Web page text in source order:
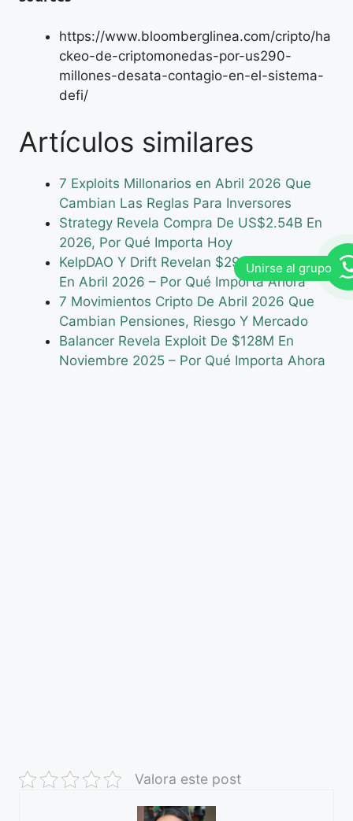
https://www.bloomberglinea.com/cripto/ha
ckeo-de-criptomonedas-por-us290-
millones-desata-contagio-en-el-sistema-
defi/
Artículos similares
7 Exploits Millonarios en Abril 2026 Que
Cambian Las Reglas Para Inversores
Strategy Revela Compra De US$2.54B En
2026, Por Qué Importa Hoy
KelpDAO Y Drift Revelan $292M Y $285M
En Abril 2026 – Por Qué Importa Ahora
7 Movimientos Cripto De Abril 2026 Que
Cambian Pensiones, Riesgo Y Mercado
Balancer Revela Exploit De $128M En
Noviembre 2025 – Por Qué Importa Ahora
Valora este post